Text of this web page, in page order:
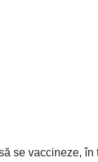
se vaccineze, în